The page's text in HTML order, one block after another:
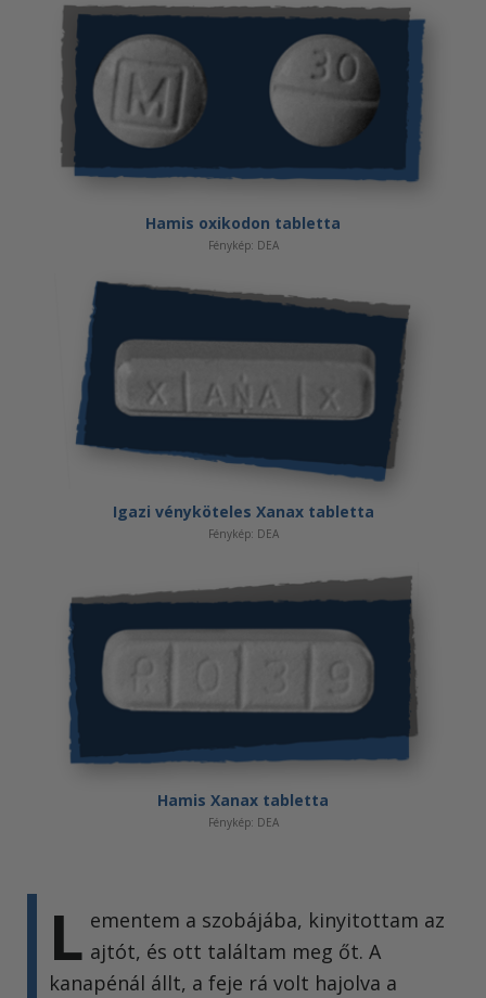
Hamis oxikodon tabletta
Fénykép: DEA
Igazi vényköteles Xanax tabletta
Fénykép: DEA
Hamis Xanax tabletta
Fénykép: DEA
L ementem a szobájába, kinyitottam az
ajtót, és ott találtam meg őt. A
kanapénál állt, a feje rá volt hajolva a